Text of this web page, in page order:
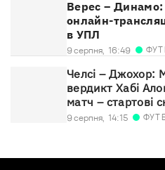
Верес – Динамо:
онлайн-
в УПЛ
9 серпня, 16:49
Челсі – Джохор:
вердикт Хабі
матч – стартові
9 серпня, 14:15